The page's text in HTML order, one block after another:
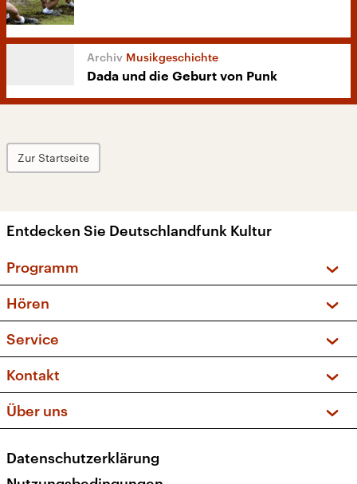
Musikgeschichte
Dada und die Geburt von Punk
Zur Startseite
Entdecken Sie Deutschlandfunk Kultur
Programm
Sendungen und Podcasts
Musikliste
Kakadu – Das Kinderprogramm
Hören
Frequenzen (UKW + DAB+)
Service
FAQ
Apps
Newsletter
Veranstaltungen
Kontakt
Social Media
Über uns
Presse
Datenschutzerklärung